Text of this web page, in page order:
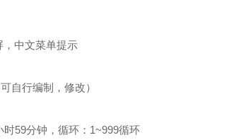
，中文菜单提示
自行编制，修改）
59分钟，循环：1~999循环